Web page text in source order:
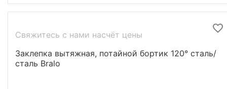
Свяжитесь с нами насчёт цены
Заклепка вытяжная, потайной бортик 120° сталь/
сталь Bralo